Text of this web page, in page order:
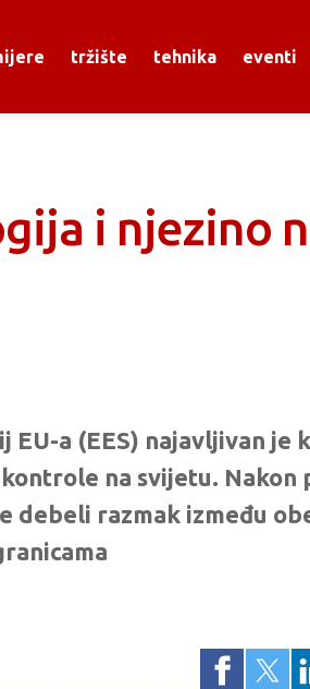
tržište tehnika eventi
i njezino
a (EES) najavljivan je
na svijetu. Nakon
debeli razmak između